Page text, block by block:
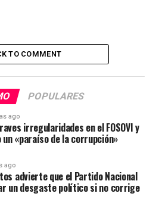
TO COMMENT
POPULARES
ago
irregularidades en el FOSOVI y
«paraíso de la corrupción»
ago
advierte que el Partido Nacional
un desgaste político si no corrige